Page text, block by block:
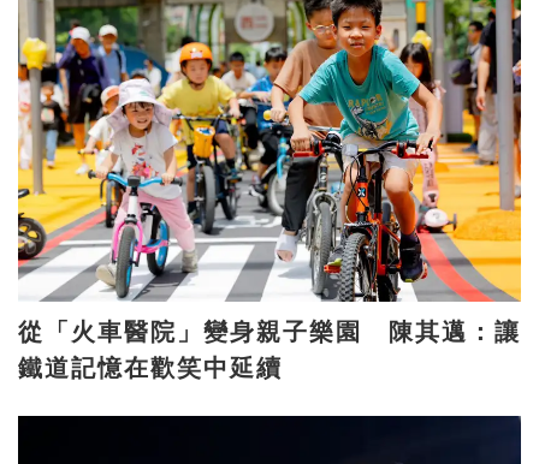
從「火車醫院」變身親子樂園 陳其邁：讓
鐵道記憶在歡笑中延續